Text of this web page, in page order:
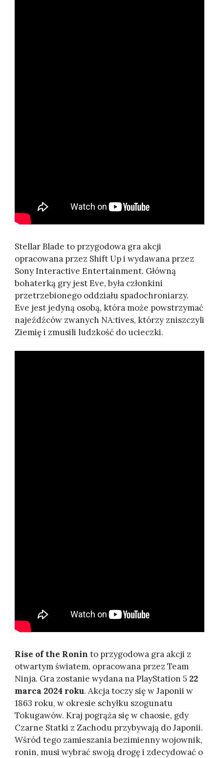
Stellar Blade to przygodowa gra akcji
opracowana przez Shift Up i wydawana przez
Sony Interactive Entertainment. Główną
bohaterką gry jest Eve, była członkini
przetrzebionego oddziału spadochroniarzy.
Eve jest jedyną osobą, która może powstrzymać
najeźdźców zwanych NA:tives, którzy zniszczyli
Ziemię i zmusili ludzkość do ucieczki.
Rise of the Ronin to przygodowa gra akcji z
otwartym światem, opracowana przez Team
Ninja. Gra zostanie wydana na PlayStation 5 22
marca 2024 roku. Akcja toczy się w Japonii w
1863 roku, w okresie schyłku szogunatu
Tokugawów. Kraj pogrąża się w chaosie, gdy
Czarne Statki z Zachodu przybywają do Japonii.
Wśród tego zamieszania bezimienny wojownik,
ronin, musi wybrać swoją drogę i zdecydować o